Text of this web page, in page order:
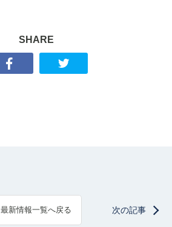
SHARE
最新情報一覧へ戻る 次の記事